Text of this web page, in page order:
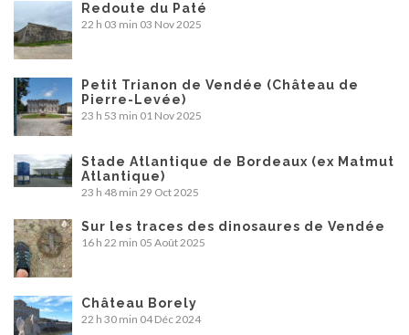
Redoute du Paté
22 h 03 min 03 Nov 2025
Petit Trianon de Vendée (Château de
Pierre-Levée)
23 h 53 min 01 Nov 2025
Stade Atlantique de Bordeaux (ex Matmut
Atlantique)
23 h 48 min 29 Oct 2025
Sur les traces des dinosaures de Vendée
16 h 22 min 05 Août 2025
Château Borely
22 h 30 min 04 Déc 2024